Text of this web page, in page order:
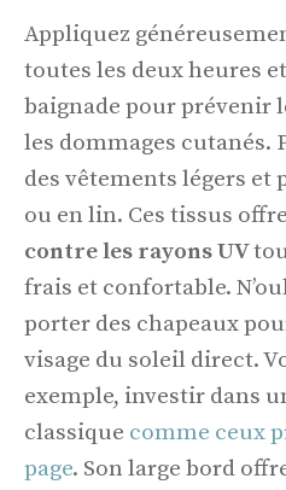
Appliquez
toutes les deux heures
baignade pour prévenir
les dommages cutanés.
des vêtements légers et
ou en lin. Ces tissus
contre les rayons UV
frais et confortable.
porter des chapeaux
visage du soleil direct.
exemple, investir dans
classique comme ceux
page. Son large bord